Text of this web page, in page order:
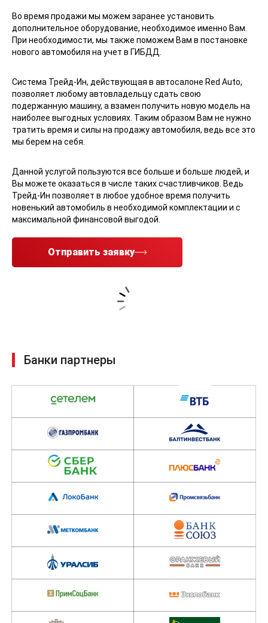
Во время продажи мы можем заранее установить
дополнительное оборудование, необходимое именно Вам.
При необходимости, мы также поможем Вам в постановке
нового автомобиля на учет в ГИБДД.
Система Трейд-Ин, действующая в автосалоне Red Auto,
позволяет любому автовладельцу сдать свою
подержанную машину, а взамен получить новую модель на
наиболее выгодных условиях. Таким образом Вам не нужно
тратить время и силы на продажу автомобиля, ведь все это
мы берем на себя.
Данной услугой пользуются все больше и больше людей, и
Вы можете оказаться в числе таких счастливчиков. Ведь
Трейд-Ин позволяет в любое удобное время получить
новенький автомобиль в необходимой комплектации и с
максимальной финансовой выгодой.
Отправить заявку
Банки партнеры